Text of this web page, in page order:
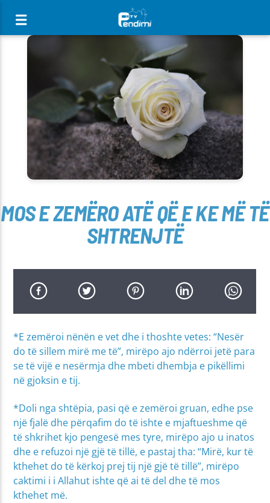
[There are no radio stations in the database]
MOS E ZEMËRO ATË QË E KE MË TË
SHTRENJTË
*E zemëroi nënën e vet dhe i thoshte vetes: “Nesër
do të sillem mirë me të”, mirëpo ajo ndërroi jetë para
se të vijë e nesërmja dhe mbeti dhembja e pikëllimi
në gjoksin e tij.
*Doli nga shtëpia, pasi që e zemëroi gruan, edhe pse
një fjalë dhe përqafim do të ishte e mjaftueshme që
të shkrihet kjo pengesë mes tyre, mirëpo ajo u inatos
dhe e refuzoi një gjë të tillë, e pastaj tha: “Mirë, kur të
kthehet do të kërkoj prej tij një gjë të tillë”, mirëpo
caktimi i i Allahut ishte që ai të del dhe të mos
kthehet më.